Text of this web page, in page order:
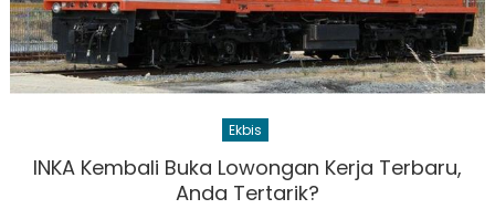
Ekbis
INKA Kembali Buka Lowongan Kerja Terbaru,
Anda Tertarik?